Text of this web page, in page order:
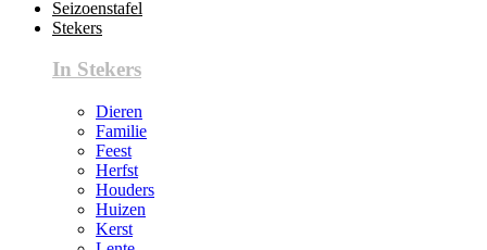
Seizoenstafel
Stekers
In Stekers
Dieren
Familie
Feest
Herfst
Houders
Huizen
Kerst